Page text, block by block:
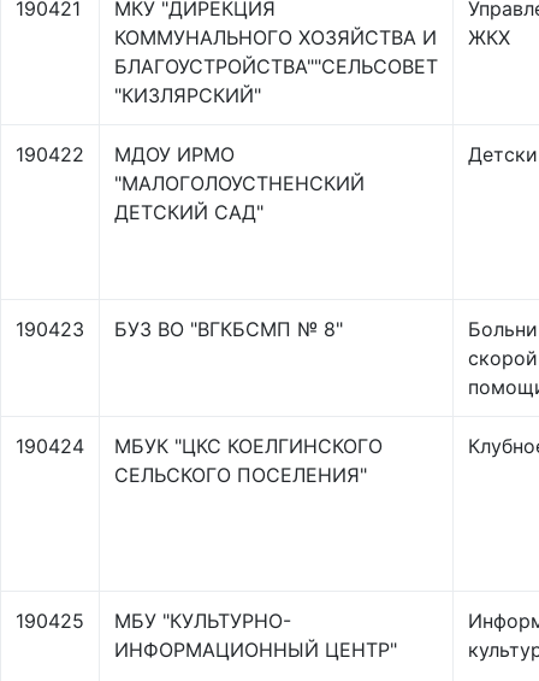
190421
МКУ "ДИРЕКЦИЯ
КОММУНАЛЬНОГО ХОЗЯЙСТВА И
БЛАГОУСТРОЙСТВА""СЕЛЬСОВЕТ
"КИЗЛЯРСКИЙ"
ЖКХ
190422
МДОУ ИРМО
"МАЛОГОЛОУСТНЕНСКИЙ
ДЕТСКИЙ САД"
190423 БУЗ ВО "ВГКБСМП № 8"
190424
МБУК "ЦКС КОЕЛГИНСКОГО
СЕЛЬСКОГО ПОСЕЛЕНИЯ"
190425
МБУ "КУЛЬТУРНО-
ИНФОРМАЦИОННЫЙ ЦЕНТР"